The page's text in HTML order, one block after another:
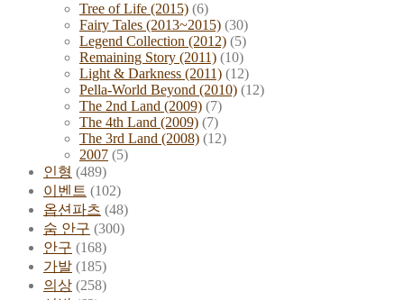
Tree of Life (2015) (6)
Fairy Tales (2013~2015) (30)
Legend Collection (2012) (5)
Remaining Story (2011) (10)
Light & Darkness (2011) (12)
Pella-World Beyond (2010) (12)
The 2nd Land (2009) (7)
The 4th Land (2009) (7)
The 3rd Land (2008) (12)
2007 (5)
인형 (489)
이벤트 (102)
옵션파츠 (48)
숨 안구 (300)
안구 (168)
가발 (185)
의상 (258)